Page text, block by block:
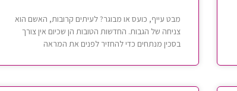
מבט עייף, כועס או מבוגר? לעיתים קרובות, האשם הוא
צניחה של הגבות. החדשות הטובות הן שכיום אין צורך
בסכין מנתחים כדי להחזיר לפנים את המראה